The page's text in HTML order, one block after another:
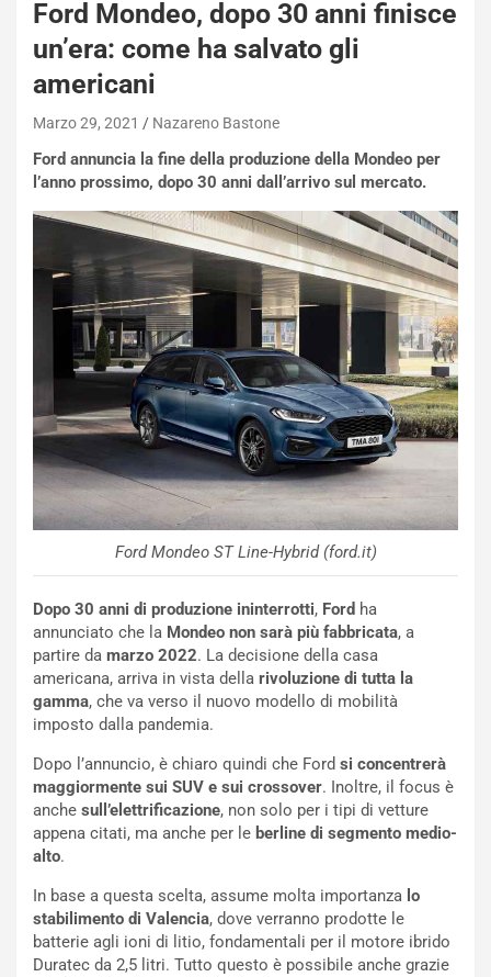
Ford Mondeo, dopo 30 anni finisce
un’era: come ha salvato gli
americani
Marzo 29, 2021 Nazareno Bastone
Ford annuncia la fine della produzione della Mondeo per
l’anno prossimo, dopo 30 anni dall’arrivo sul mercato.
Ford Mondeo ST Line-Hybrid (ford.it)
Dopo 30 anni di produzione ininterrotti, Ford ha
annunciato che la Mondeo non sarà più fabbricata, a
partire da marzo 2022. La decisione della casa
americana, arriva in vista della rivoluzione di tutta la
gamma, che va verso il nuovo modello di mobilità
imposto dalla pandemia.
Dopo l’annuncio, è chiaro quindi che Ford si concentrerà
maggiormente sui SUV e sui crossover. Inoltre, il focus è
anche sull’elettrificazione, non solo per i tipi di vetture
appena citati, ma anche per le berline di segmento medio-
alto.
In base a questa scelta, assume molta importanza lo
stabilimento di Valencia, dove verranno prodotte le
batterie agli ioni di litio, fondamentali per il motore ibrido
Duratec da 2,5 litri. Tutto questo è possibile anche grazie
a
s
h
q
a
P
O
E
s
c
e
u
N
u
o
v
o
R
e
o
d
M
o
n
d
a
NOTIZIE
C
o
n
e
m
a
o
O
a